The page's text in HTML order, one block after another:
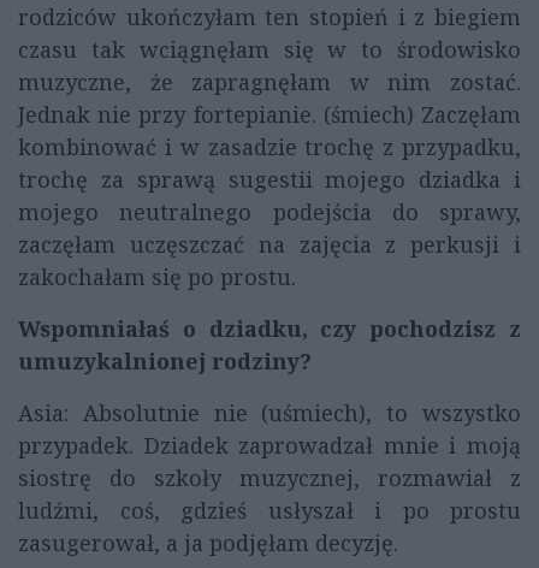
rodziców ukończyłam ten stopień i z biegiem
czasu tak wciągnęłam się w to środowisko
muzyczne, że zapragnęłam w nim zostać.
Jednak nie przy fortepianie. (śmiech) Zaczęłam
kombinować i w zasadzie trochę z przypadku,
trochę za sprawą sugestii mojego dziadka i
mojego neutralnego podejścia do sprawy,
zaczęłam uczęszczać na zajęcia z perkusji i
zakochałam się po prostu.
Wspomniałaś o dziadku, czy pochodzisz z
umuzykalnionej rodziny?
Asia: Absolutnie nie (uśmiech), to wszystko
przypadek. Dziadek zaprowadzał mnie i moją
siostrę do szkoły muzycznej, rozmawiał z
ludźmi, coś, gdzieś usłyszał i po prostu
zasugerował, a ja podjęłam decyzję.